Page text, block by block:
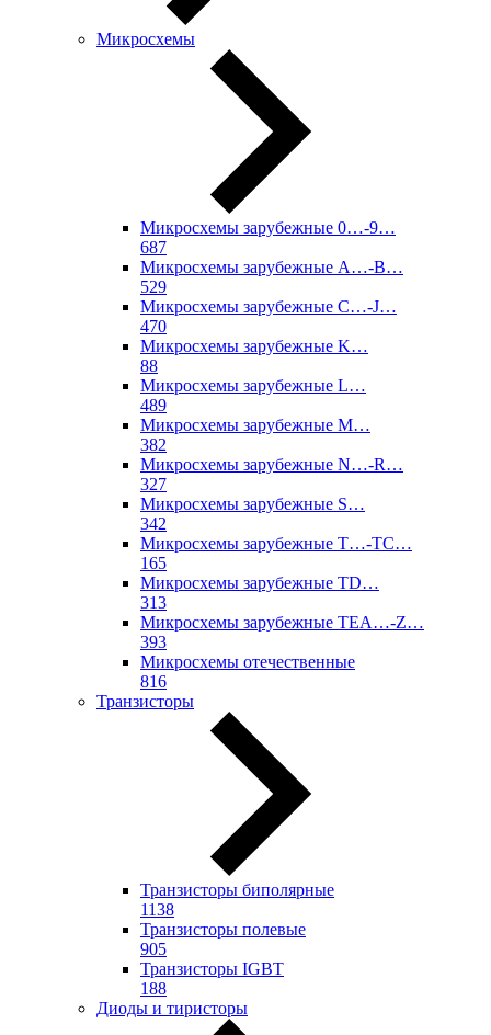
Микросхемы
Микросхемы зарубежные 0…-9…
687
Микросхемы зарубежные A…-B…
529
Микросхемы зарубежные C…-J…
470
Микросхемы зарубежные K…
88
Микросхемы зарубежные L…
489
Микросхемы зарубежные M…
382
Микросхемы зарубежные N…-R…
327
Микросхемы зарубежные S…
342
Микросхемы зарубежные T…-TC…
165
Микросхемы зарубежные TD…
313
Микросхемы зарубежные TEA…-Z…
393
Микросхемы отечественные
816
Транзисторы
Транзисторы биполярные
1138
Транзисторы полевые
905
Транзисторы IGBT
188
Диоды и тиристоры